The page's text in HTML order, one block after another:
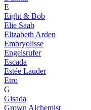
E
Eight & Bob
Elie Saab
Elizabeth Arden
Embryolisse
Engelsrufer
Escada
Estée Lauder
Etro
G
Gisada
Grown Alchemist